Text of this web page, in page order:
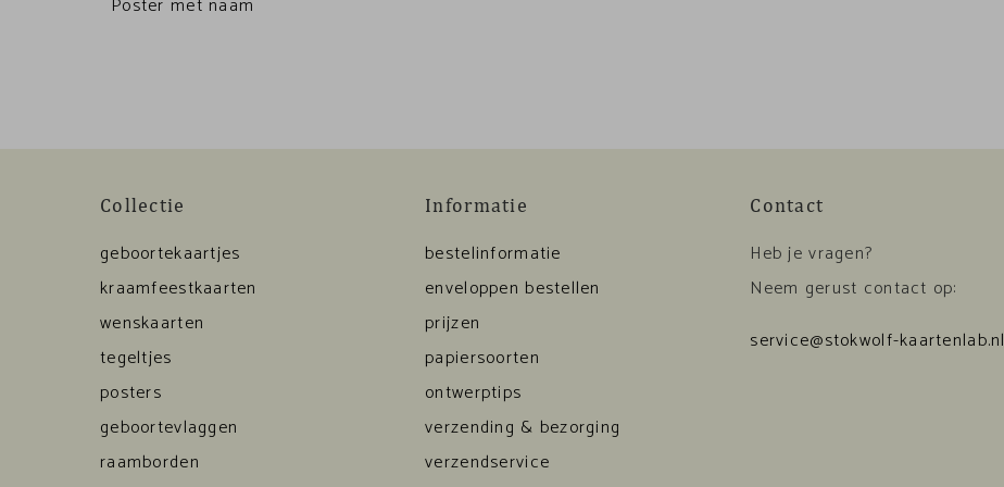
Poster met naam
Collectie
geboortekaartjes
kraamfeestkaarten
wenskaarten
tegeltjes
posters
geboortevlaggen
raamborden
Informatie
bestelinformatie
enveloppen bestellen
prijzen
papiersoorten
ontwerptips
verzending & bezorging
verzendservice
Contact
Heb je vragen?
Neem gerust contact op:
service@stokwolf-kaartenlab.nl